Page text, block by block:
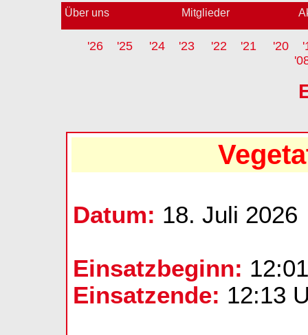
Über uns Mitglieder
'26 '25 '24 '23 '22 '21 '20
Datum: 18. Juli 2026
Einsatzbeginn:
Einsatzende: 12:13